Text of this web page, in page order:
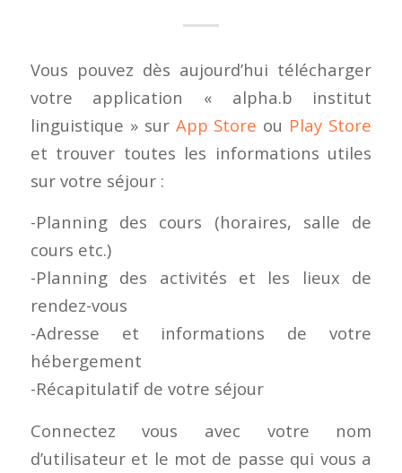
Vous pouvez dès aujourd’hui télécharger
votre application « alpha.b institut
linguistique » sur App Store ou Play Store
et trouver toutes les informations utiles
sur votre séjour :
-Planning des cours (horaires, salle de
cours etc.)
-Planning des activités et les lieux de
rendez-vous
-Adresse et informations de votre
hébergement
-Récapitulatif de votre séjour
Connectez vous avec votre nom
d’utilisateur et le mot de passe qui vous a